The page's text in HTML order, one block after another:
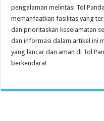
pengalaman melintasi Tol
memanfaatkan fasilitas yang
dan prioritaskan keselamatan
dan informasi dalam artikel ini
yang lancar dan aman di Tol
berkendara!